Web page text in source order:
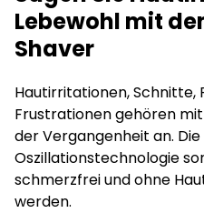
Lebewohl mit
Shaver
Hautirritationen, Schnitte,
Frustrationen gehören
der Vergangenheit an.
Oszillationstechnologie
schmerzfrei und ohne
werden.